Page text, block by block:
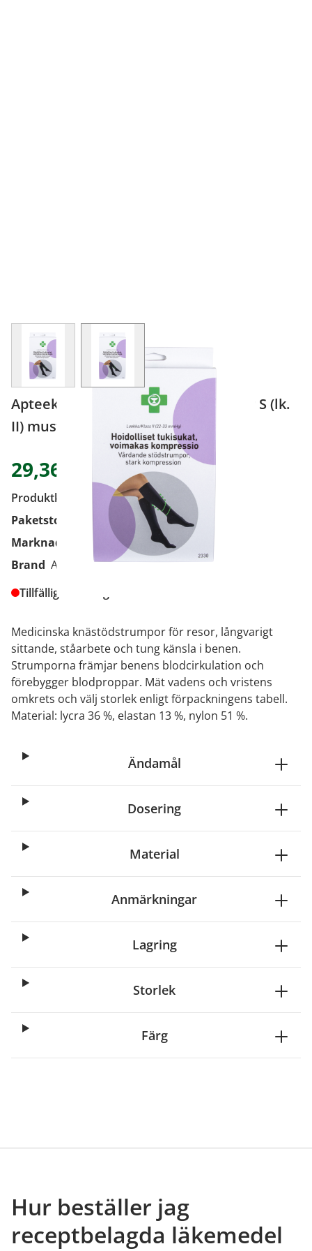
View larger imageView larger image
Apteekki hoid tukisukat voim kompr S (lk.
II) musta 1 pari
29,36 €
Produktkod
9210000
Paketstorlek
1 pari
Marknadsförare
Medifon Oy Ab
Brand Apteekki
Tillfälligt slut i lager
Medicinska knästödstrumpor för resor, långvarigt
sittande, ståarbete och tung känsla i benen.
Strumporna främjar benens blodcirkulation och
förebygger blodproppar. Mät vadens och vristens
omkrets och välj storlek enligt förpackningens tabell.
Material: lycra 36 %, elastan 13 %, nylon 51 %.
Ändamål
Dosering
Material
Anmärkningar
Lagring
Storlek
Färg
Hur beställer jag
receptbelagda läkemedel